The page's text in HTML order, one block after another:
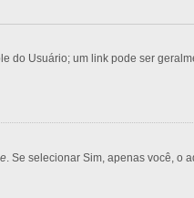
do Usuário; um link pode ser
. Se selecionar Sim, apenas você, o